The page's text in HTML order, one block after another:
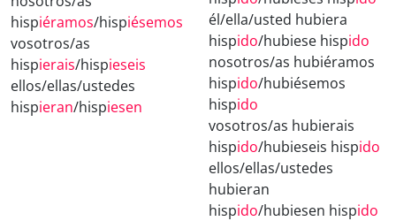
hispiéramos/hispiésemos
vosotros/as
hispierais/hispieseis
ellos/ellas/ustedes
hispieran/hispiesen
él/ella/usted hubiera
hispido/hubiese hispido
nosotros/as hubiéramos
hispido/hubiésemos
hispido
vosotros/as hubierais
hispido/hubieseis hispido
ellos/ellas/ustedes
hubieran
hispido/hubiesen hispido